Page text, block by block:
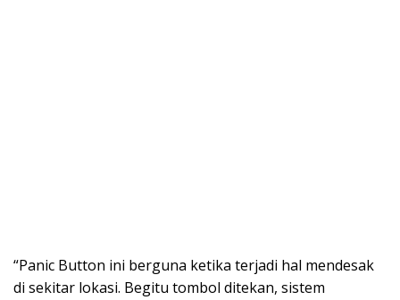
“Panic Button ini berguna ketika terjadi hal mendesak
di sekitar lokasi. Begitu tombol ditekan, sistem